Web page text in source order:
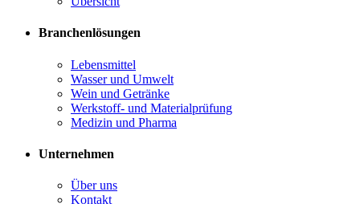
Branchenlösungen
Lebensmittel
Wasser und Umwelt
Wein und Getränke
Werkstoff- und Materialprüfung
Medizin und Pharma
Unternehmen
Über uns
Kontakt